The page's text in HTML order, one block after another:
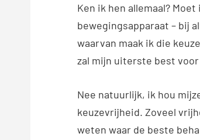
Ken ik hen allemaal?
bewegingsapparaat – bij
waarvan maak ik die
zal mijn uiterste best voor
Nee natuurlijk, ik hou
keuzevrijheid. Zoveel
weten waar de beste